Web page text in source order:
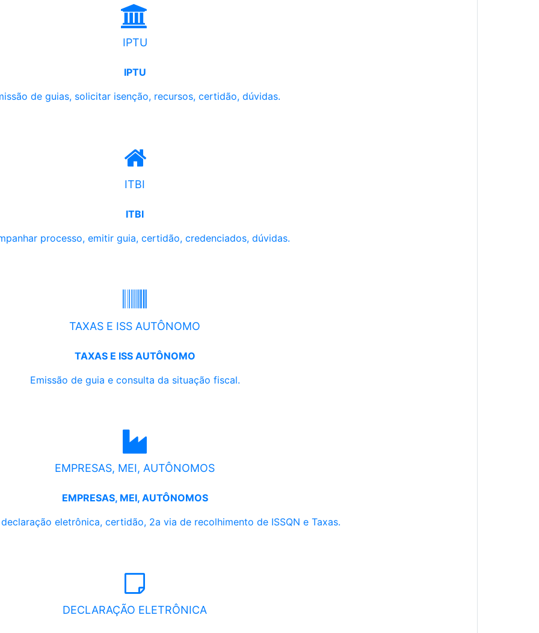
IPTU
IPTU
de guias, solicitar isenção, recursos, certidão, dúvidas.
ITBI
ITBI
processo, emitir guia, certidão, credenciados, dúvidas.
TAXAS E ISS AUTÔNOMO
TAXAS E ISS AUTÔNOMO
Emissão de guia e consulta da situação fiscal.
EMPRESAS, MEI, AUTÔNOMOS
EMPRESAS, MEI, AUTÔNOMOS
eletrônica, certidão, 2a via de recolhimento de ISSQN e Taxas.
DECLARAÇÃO ELETRÔNICA